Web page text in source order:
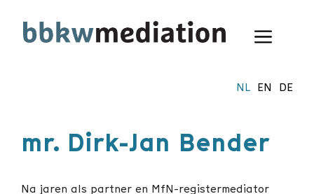
naar
NL EN DE
Menu
mr. Dirk-Jan Bender
Na jaren als partner en MfN-registermediator